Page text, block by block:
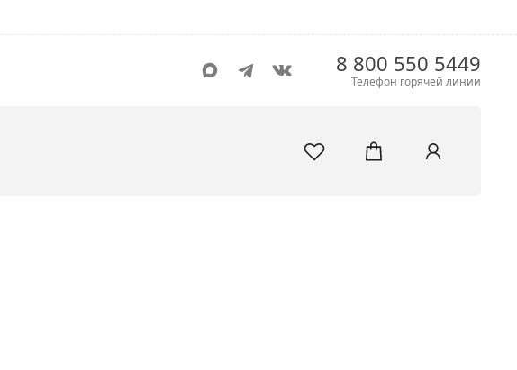
8 800 550 5449
Телефон горячей линии